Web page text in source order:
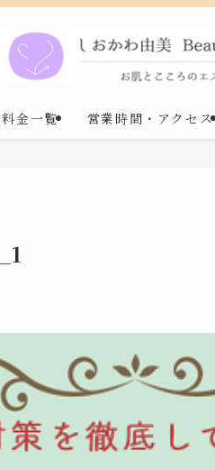
金一覧 営業時間・アクセス